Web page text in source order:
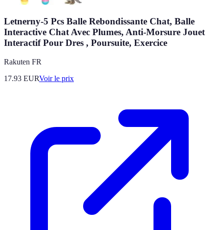
Letnerny-5 Pcs Balle Rebondissante Chat, Balle
Interactive Chat Avec Plumes, Anti-Morsure Jouet
Interactif Pour Dres , Poursuite, Exercice
Rakuten FR
17.93 EURVoir le prix